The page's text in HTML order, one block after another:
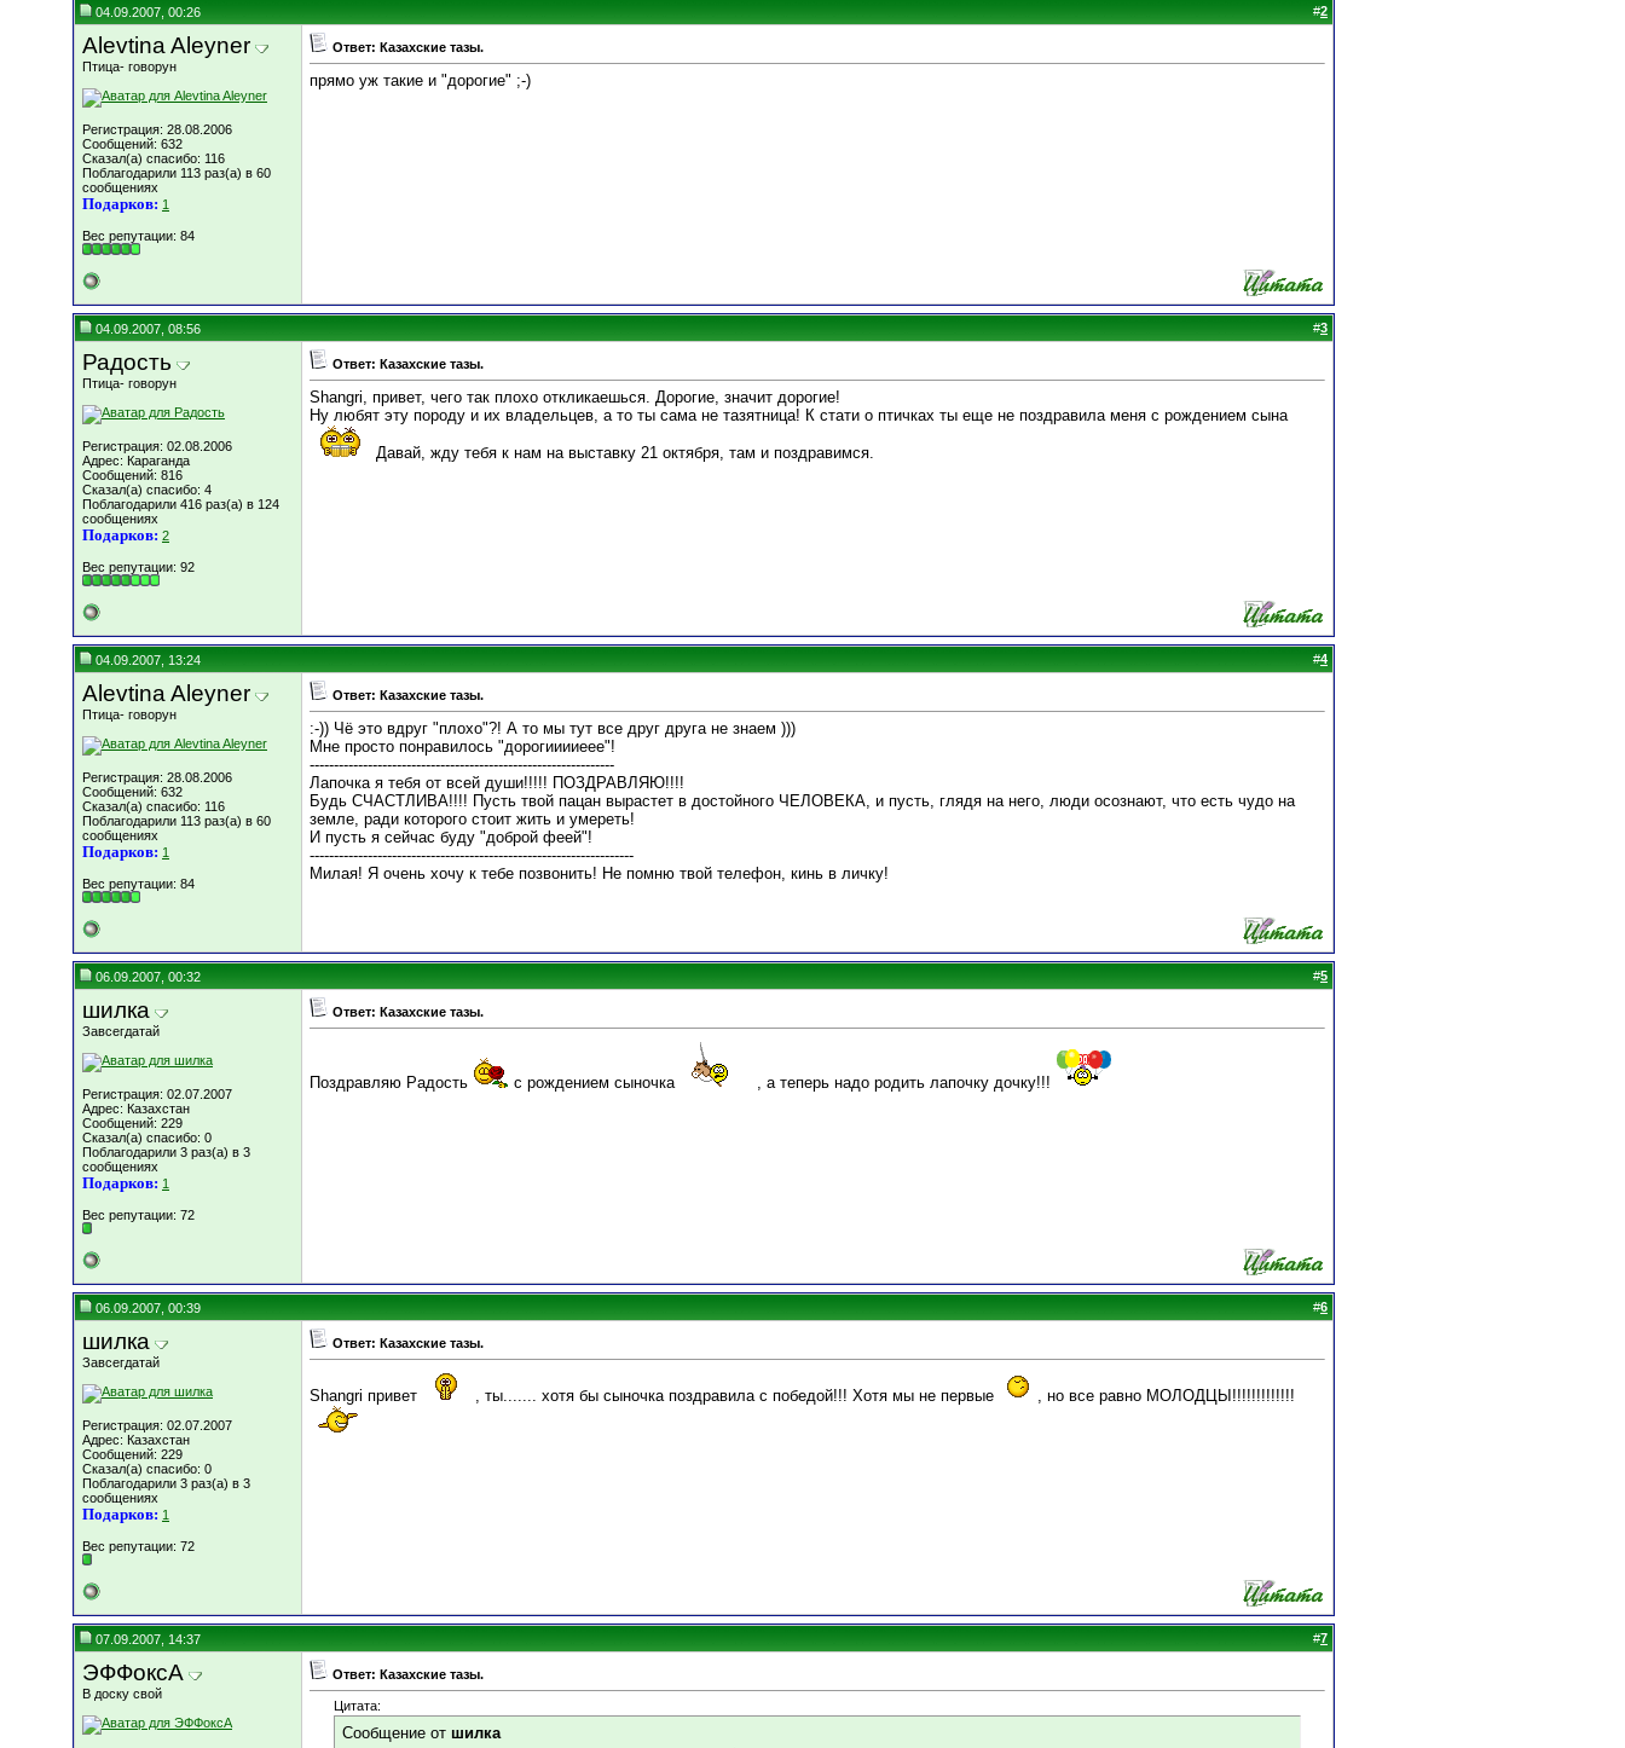
04.09.2007, 00:26 #2
Alevtina Aleyner
Птица- говорун
Регистрация: 28.08.2006
Сообщений: 632
Сказал(а) спасибо: 116
Поблагодарили 113 раз(а) в 60
сообщениях
Подарков: 1
Вес репутации: 84
Ответ: Казахские тазы.
прямо уж такие и "дорогие" ;-)
04.09.2007, 08:56 #3
Радость
Птица- говорун
Регистрация: 02.08.2006
Адрес: Караганда
Сообщений: 816
Сказал(а) спасибо: 4
Поблагодарили 416 раз(а) в 124
сообщениях
Подарков: 2
Вес репутации: 92
Ответ: Казахские тазы.
Shangri, привет, чего так плохо откликаешься. Дорогие, значит дорогие!
Ну любят эту породу и их владельцев, а то ты сама не тазятница! К стати о птичках ты еще не поздравила меня с рождением сына
Давай, жду тебя к нам на выставку 21 октября, там и поздравимся.
04.09.2007, 13:24 #4
Alevtina Aleyner
Птица- говорун
Регистрация: 28.08.2006
Сообщений: 632
Сказал(а) спасибо: 116
Поблагодарили 113 раз(а) в 60
сообщениях
Подарков: 1
Вес репутации: 84
Ответ: Казахские тазы.
:-)) Чё это вдруг "плохо"?! А то мы тут все друг друга не знаем )))
Мне просто понравилось "дорогииииеее"!
---------------------------------------------------------------
Лапочка я тебя от всей души!!!!! ПОЗДРАВЛЯЮ!!!!
Будь СЧАСТЛИВА!!!! Пусть твой пацан вырастет в достойного ЧЕЛОВЕКА, и пусть, глядя на него, люди осознают, что есть чудо на
земле, ради которого стоит жить и умереть!
И пусть я сейчас буду "доброй феей"!
-------------------------------------------------------------------
Милая! Я очень хочу к тебе позвонить! Не помню твой телефон, кинь в личку!
06.09.2007, 00:32 #5
шилка
Завсегдатай
Регистрация: 02.07.2007
Адрес: Казахстан
Сообщений: 229
Сказал(а) спасибо: 0
Поблагодарили 3 раз(а) в 3
сообщениях
Подарков: 1
Вес репутации: 72
Ответ: Казахские тазы.
Поздравляю Радость с рождением сыночка , а теперь надо родить лапочку дочку!!!
06.09.2007, 00:39 #6
шилка
Завсегдатай
Регистрация: 02.07.2007
Адрес: Казахстан
Сообщений: 229
Сказал(а) спасибо: 0
Поблагодарили 3 раз(а) в 3
сообщениях
Подарков: 1
Вес репутации: 72
Ответ: Казахские тазы.
Shangri привет , ты....... хотя бы сыночка поздравила с победой!!! Хотя мы не первые , но все равно МОЛОДЦЫ!!!!!!!!!!!!!
07.09.2007, 14:37 #7
ЭФФоксА
В доску свой
Ответ: Казахские тазы.
Цитата:
Сообщение от шилка